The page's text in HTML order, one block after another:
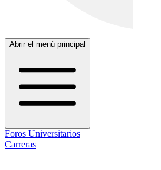
Abrir el menú principal
Foros Universitarios
Carreras